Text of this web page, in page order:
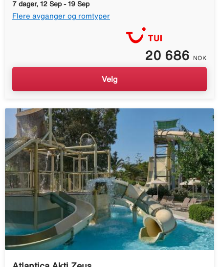
7 dager, 12 Sep - 19 Sep
Flere avganger og romtyper
20 686 NOK
Velg